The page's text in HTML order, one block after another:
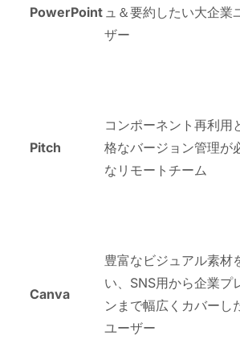
PowerPoint ュ＆要約したい大企業
ザー
Pitch
コンポーネント再利用
格なバージョン管理が
なリモートチーム
Canva
豊富なビジュアル素材
い、SNS用から企業プ
ンまで幅広くカバーし
ユーザー